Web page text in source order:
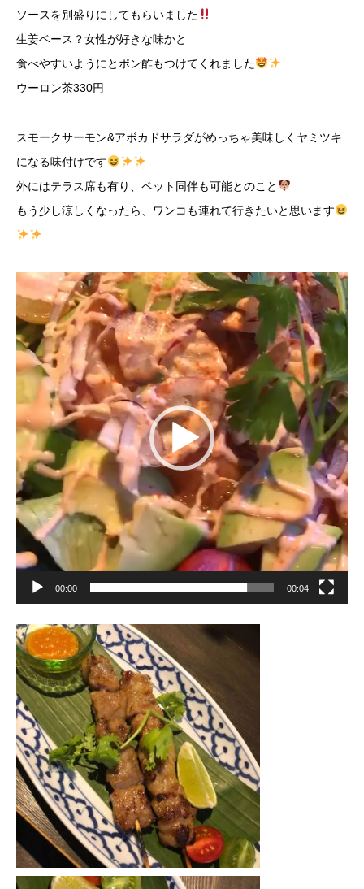
ソースを別盛りにしてもらいました
生姜ベース？女性が好きな味かと
食べやすいようにとポン酢もつけてくれました
ウーロン茶330円
スモークサーモン&アボカドサラダがめっちゃ美味しくヤミツキ
になる味付けです
外にはテラス席も有り、ペット同伴も可能とのこと
もう少し涼しくなったら、ワンコも連れて行きたいと思います
動
プ
レ
ー
ヤ
ー
00:00 00:04